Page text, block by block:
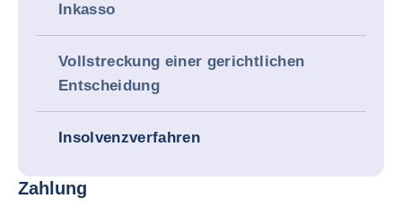
Inkasso
Vollstreckung einer gerichtlichen
Entscheidung
Insolvenzverfahren
Zahlung